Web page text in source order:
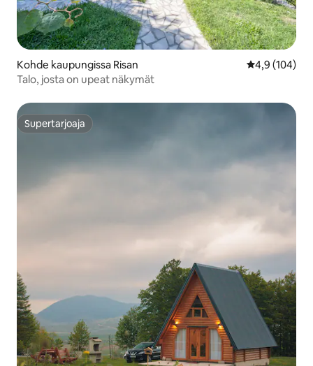
Kohde kaupungissa Risan
4,9 (104)
Talo, josta on upeat näkymät
Supertarjoaja
Supertarjoaja